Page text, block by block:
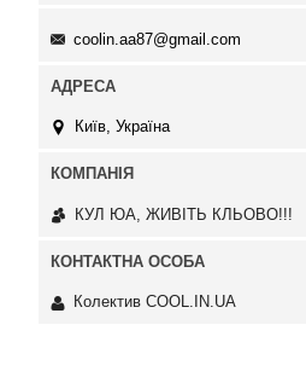
coolin.aa87@gmail.com
Київ, Україна
КУЛ ЮА, ЖИВІТЬ КЛЬОВО!!!
Колектив COOL.IN.UA